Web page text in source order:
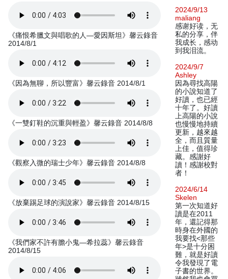
《痛恨希臘文與唱歌的人—愛因斯坦》馨云錄音
2014/8/1
《因為無聊，所以豐富》馨云錄音 2014/8/1
《一雙釘鞋的沉重與輕盈》馨云錄音 2014/8/8
《觀察入微的瑞士少年》馨云錄音 2014/8/8
《放棄踢足球的演說家》馨云錄音 2014/8/15
《我們家不許有膽小鬼—希拉蕊》馨云錄音
2014/8/15
2024/9/13
maliang
感谢好读，无
私的分享，伴
我成长，感动
到我泪流。
2024/9/7
Ashley
因為尋找高陽
的小說知道了
好讀，也已經
十年了。好讀
上高陽的小說
也慢慢地持續
更新，越來越
全，而且質量
上佳，值得珍
藏。感謝好
讀！感謝校對
者！
2024/6/14
Skelen
第一次知道好
讀是在2011
年，還記得那
時身在外國的
我要找<那些
年>是十分困
難，就是好讀
令我發現了電
子書的世界。